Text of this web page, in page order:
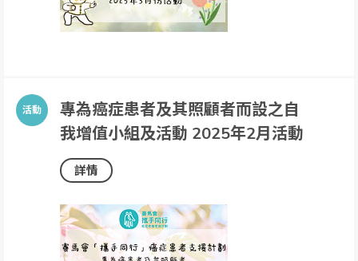
專為癌症患者及其照顧者而設之自
我增值小組及活動 2025年2月活動
詳情